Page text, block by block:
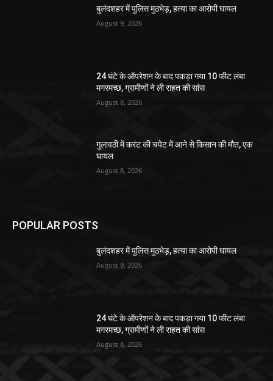
बुलंदशहर में पुलिस मुठभेड़, हत्या का आरोपी घायल
August 9, 2026
24 घंटे के ऑपरेशन के बाद पकड़ा गया 10 फीट लंबा
मगरमच्छ, ग्रामीणों ने ली राहत की सांस
August 8, 2026
गुलावठी में करंट की चपेट में आने से किसान की मौत, एक
घायल
August 8, 2026
POPULAR POSTS
बुलंदशहर में पुलिस मुठभेड़, हत्या का आरोपी घायल
August 9, 2026
24 घंटे के ऑपरेशन के बाद पकड़ा गया 10 फीट लंबा
मगरमच्छ, ग्रामीणों ने ली राहत की सांस
August 8, 2026